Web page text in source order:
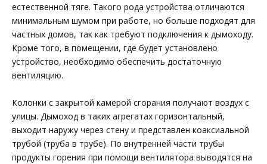
естественной тяге. Такого рода устройства отличаются
минимальным шумом при работе, но больше подходят для
частных домов, так как требуют подключения к дымоходу.
Кроме того, в помещении, где будет установлено
устройство, необходимо обеспечить достаточную
вентиляцию.
Колонки с закрытой камерой сгорания получают воздух с
улицы. Дымоход в таких агрегатах горизонтальный,
выходит наружу через стену и представлен коаксиальной
трубой (труба в трубе). По внутренней части трубы
продукты горения при помощи вентилятора выводятся на